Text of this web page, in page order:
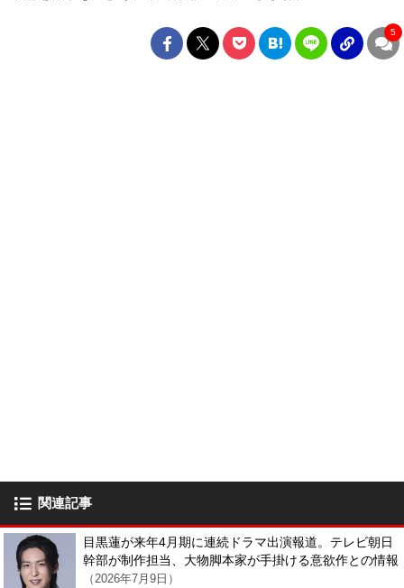
5
関連記事
目黒蓮が来年4月期に連続ドラマ出演報道。テレビ朝日
幹部が制作担当、大物脚本家が手掛ける意欲作との情報
（2026年7月9日）